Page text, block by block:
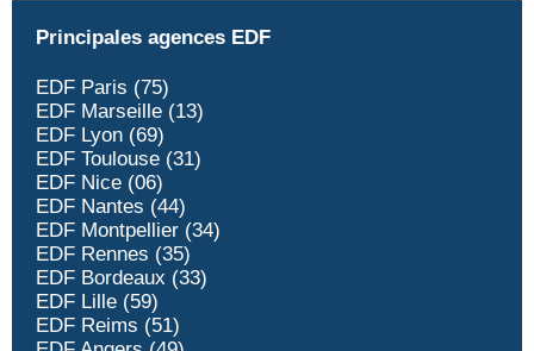
Principales agences EDF
EDF Paris (75)
EDF Marseille (13)
EDF Lyon (69)
EDF Toulouse (31)
EDF Nice (06)
EDF Nantes (44)
EDF Montpellier (34)
EDF Rennes (35)
EDF Bordeaux (33)
EDF Lille (59)
EDF Reims (51)